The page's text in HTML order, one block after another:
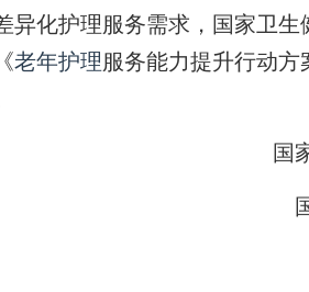
异化护理服务需求，国家卫
老年护理服务能力提升行动
国家
国